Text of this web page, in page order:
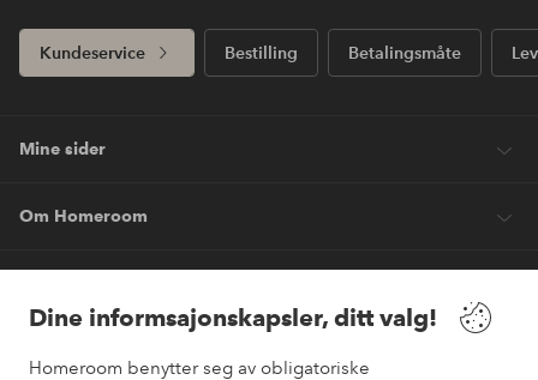
Dine informsajonskapsler, ditt valg!
Homeroom benytter seg av obligatoriske
Kundeservice Bestilling Betalingsmåte
Mine sider
Om Homeroom